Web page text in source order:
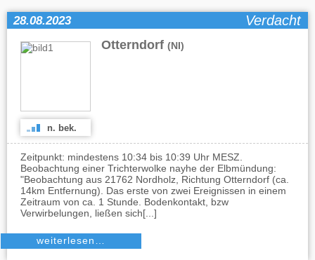
28.08.2023 Verdacht
Otterndorf (NI)
n. bek.
Zeitpunkt: mindestens 10:34 bis 10:39 Uhr MESZ.
Beobachtung einer Trichterwolke nayhe der Elbmündung:
"Beobachtung aus 21762 Nordholz, Richtung Otterndorf (ca.
14km Entfernung). Das erste von zwei Ereignissen in einem
Zeitraum von ca. 1 Stunde. Bodenkontakt, bzw
Verwirbelungen, ließen sich[...]
weiterlesen…